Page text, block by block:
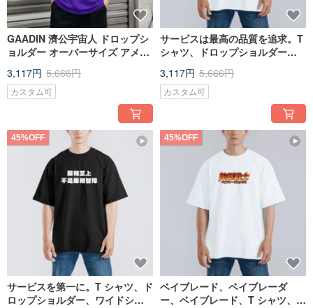
GAADIN 濟公宇宙人 ドロップシ
ョルダー オーバーサイズ アメリ
白 T
3,117円 5,666円
カスタム可
サービスは最高の品質を追求。T
シャツ、ドロップショルダー、
ットン、冷感、白 T。
3,117円 5,666円
カスタム可
45%OFF
サービスを第一に。T シャツ、ド
ロップショルダー、ワイドシル
45%OFF
ベイブレード、ベイブレーダ
ー、ベイブレード、T シャツ、ド